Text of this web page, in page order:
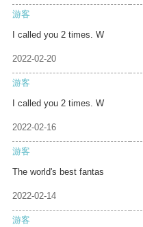
游客
I called you 2 times. W
2022-02-20
游客
I called you 2 times. W
2022-02-16
游客
The world's best fantas
2022-02-14
游客